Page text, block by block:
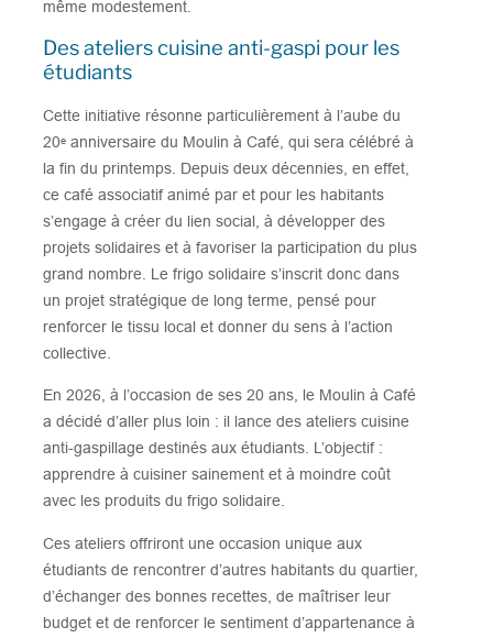
même modestement.
Des ateliers cuisine anti-gaspi pour les
étudiants
Cette initiative résonne particulièrement à l’aube du
20ᵉ anniversaire du Moulin à Café, qui sera célébré à
la fin du printemps. Depuis deux décennies, en effet,
ce café associatif animé par et pour les habitants
s’engage à créer du lien social, à développer des
projets solidaires et à favoriser la participation du plus
grand nombre. Le frigo solidaire s’inscrit donc dans
un projet stratégique de long terme, pensé pour
renforcer le tissu local et donner du sens à l’action
collective.
En 2026, à l’occasion de ses 20 ans, le Moulin à Café
a décidé d’aller plus loin : il lance des ateliers cuisine
anti-gaspillage destinés aux étudiants. L’objectif :
apprendre à cuisiner sainement et à moindre coût
avec les produits du frigo solidaire.
Ces ateliers offriront une occasion unique aux
étudiants de rencontrer d’autres habitants du quartier,
d’échanger des bonnes recettes, de maîtriser leur
budget et de renforcer le sentiment d’appartenance à